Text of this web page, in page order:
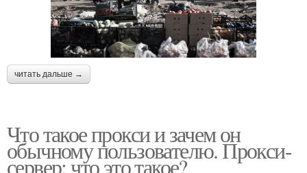
читать дальше →
Что такое прокси и зачем он
обычному пользователю. Прокси-
сервер: что это такое?